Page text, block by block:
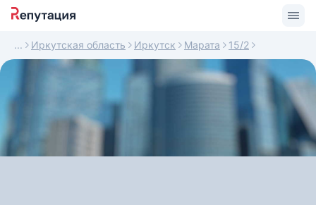
Иркутская область Иркутск Марата 15/2